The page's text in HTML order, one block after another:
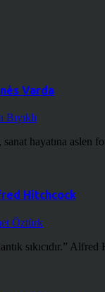
Varda
Bıyıklı
hayatına aslen
Hitchcock
Öztürk
sıkıcıdır.”